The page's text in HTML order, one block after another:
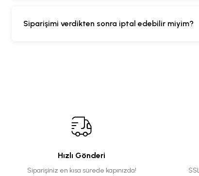
Siparişimi verdikten sonra iptal edebilir miyim?
Hızlı Gönderi
Siparişiniz en kısa sürede kapınızda!